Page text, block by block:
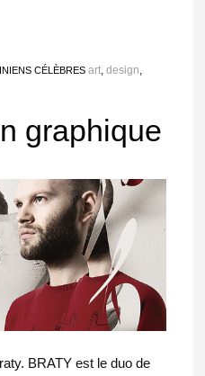
CÉLÈBRES art, design
graphique
BRATY est le duo de